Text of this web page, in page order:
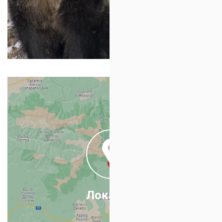
×
Локация
Къде да ни откриете?
Адрианов Чарк,
2780 Белица, България
открийте локацията в
Google Maps